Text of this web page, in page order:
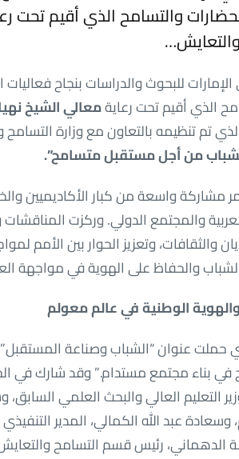
والتسامح الذي أقيم تحت
للبحوث والدراسات بنجاح
الذي أقيم تحت رعايةمعالي الشيخ
من أجل مستقبل متسامح”.
مشاركة واسعة من كبار الأكاديميين
والمجتمع الدولي. وركزت
والثقافات، وتعزيز الحوار بين الأمم
والحفاظ على الهوية في مواجهة
الوطنية في عالم معولم
حملت عنوان “الشباب وصناعة
في بناء مجتمع مستدام.” وقد شارك في
التعليم العالي والبحث العلمي السابق،
وسعادة عبد الله الكمالي، المدير
الدهماني، رئيس قسم التسامح